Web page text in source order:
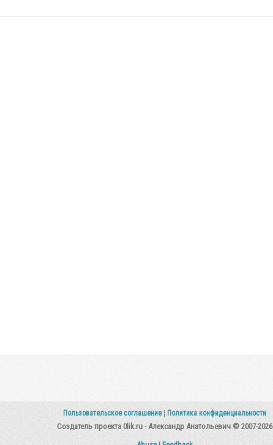
Пользовательское соглашение Политика конфиденциальности
Создатель проекта 0lik.ru - Александр Анатольевич © 2007-2026